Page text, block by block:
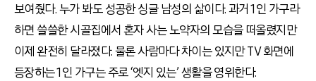
보여줬다. 누가 봐도 성공한 싱글 남성의 삶이다. 과거 1인 가구라
하면 쓸쓸한 시골집에서 혼자 사는 노약자의 모습을 떠올렸지만
이제 완전히 달라졌다. 물론 사람마다 차이는 있지만 TV 화면에
등장하는 1인 가구는 주로 ‘엣지 있는’ 생활을 영위한다.